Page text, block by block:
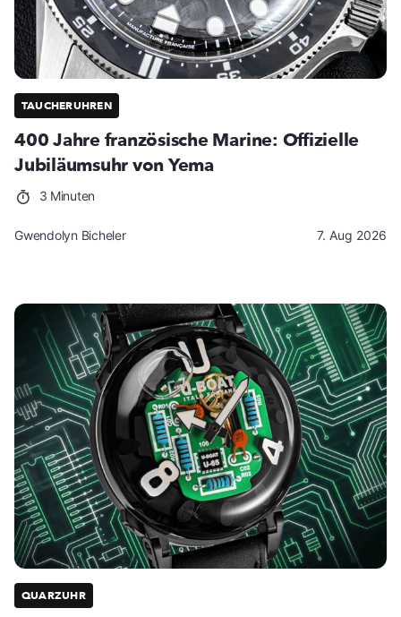
TAUCHERUHREN
400 Jahre französische Marine: Offizielle
Jubiläumsuhr von Yema
3 Minuten
Gwendolyn Bicheler 7. Aug 2026
QUARZUHR